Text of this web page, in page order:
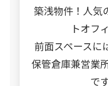
築浅物件！人気
トオフ
前面スペース
保管倉庫兼営業
で